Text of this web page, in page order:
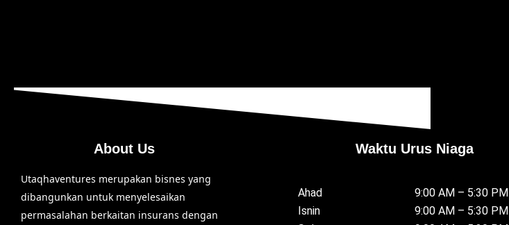
About Us
Utaqhaventures merupakan bisnes yang
dibangunkan untuk menyelesaikan
permasalahan berkaitan insurans dengan
Waktu Urus Niaga
Ahad
Isnin
9:00 AM – 5:30 PM
9:00 AM – 5:30 PM